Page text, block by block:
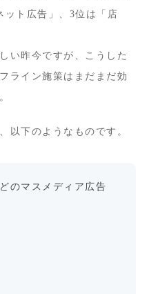
ット広告」、3位は「店
い昨今ですが、こうした
ライン施策はまだまだ効
以下のようなものです。
のマスメディア広告